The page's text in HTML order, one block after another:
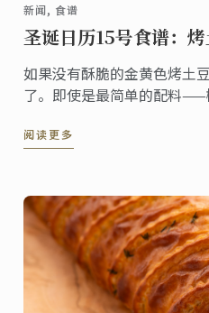
新闻, 食谱
圣诞日历15号食谱：
如果没有酥脆的金黄色烤土
了。即使是最简单的配料
合物经过特殊混合，制成了
阅读更多